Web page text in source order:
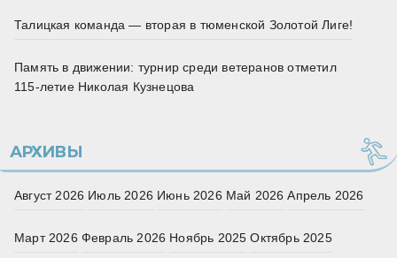
Талицкая команда — вторая в тюменской Золотой Лиге!
Память в движении: турнир среди ветеранов отметил
115‑летие Николая Кузнецова
АРХИВЫ
Август 2026 Июль 2026 Июнь 2026 Май 2026 Апрель 2026
Март 2026 Февраль 2026 Ноябрь 2025 Октябрь 2025